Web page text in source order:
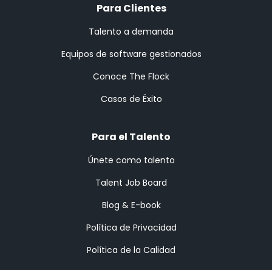
Para Clientes
Talento a demanda
Equipos de software gestionados
Conoce The Flock
Casos de Éxito
Para el Talento
Únete como talento
Talent Job Board
Blog & E-book
Política de Privacidad
Política de la Calidad